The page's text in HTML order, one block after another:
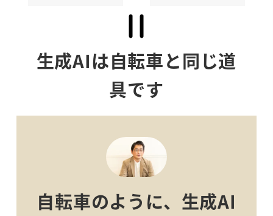
生成AIは自転車と同じ道
具です
自転車のように、生成AI